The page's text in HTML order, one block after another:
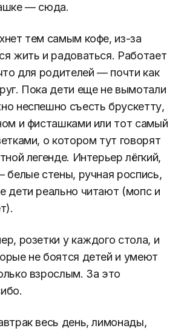
— сюда.
тем самым кофе, из-за
жить и радоваться. Работает
для родителей — почти как
Пока дети еще не вымотали
неспешно съесть брускетту,
и фисташками или тот самый
о котором тут говорят
легенде. Интерьер лёгкий,
белые стены, ручная роспись,
дети реально читают (мопс и
розетки у каждого стола, и
не боятся детей и умеют
взрослым. За это
весь день, лимонады,